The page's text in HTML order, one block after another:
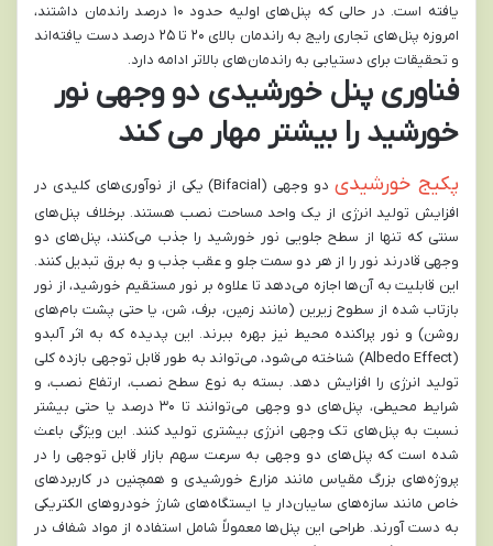
یافته است. در حالی که پنل‌های اولیه حدود ۱۰ درصد راندمان داشتند،
امروزه پنل‌های تجاری رایج به راندمان بالای ۲۰ تا ۲۵ درصد دست یافته‌اند
و تحقیقات برای دستیابی به راندمان‌های بالاتر ادامه دارد.
فناوری پنل خورشیدی دو وجهی نور
خورشید را بیشتر مهار می کند
پکیج خورشیدی دو وجهی
(Bifacial) یکی از نوآوری‌های کلیدی در
افزایش تولید انرژی از یک واحد مساحت نصب هستند. برخلاف پنل‌های
سنتی که تنها از سطح جلویی نور خورشید را جذب می‌کنند، پنل‌های دو
وجهی قادرند نور را از هر دو سمت جلو و عقب جذب و به برق تبدیل کنند.
این قابلیت به آن‌ها اجازه می‌دهد تا علاوه بر نور مستقیم خورشید، از نور
بازتاب شده از سطوح زیرین (مانند زمین، برف، شن، یا حتی پشت بام‌های
روشن) و نور پراکنده محیط نیز بهره ببرند. این پدیده که به اثر آلبدو
(Albedo Effect) شناخته می‌شود، می‌تواند به طور قابل توجهی بازده کلی
تولید انرژی را افزایش دهد. بسته به نوع سطح نصب، ارتفاع نصب، و
شرایط محیطی، پنل‌های دو وجهی می‌توانند تا ۳۰ درصد یا حتی بیشتر
نسبت به پنل‌های تک وجهی انرژی بیشتری تولید کنند. این ویژگی باعث
شده است که پنل‌های دو وجهی به سرعت سهم بازار قابل توجهی را در
پروژه‌های بزرگ مقیاس مانند مزارع خورشیدی و همچنین در کاربردهای
خاص مانند سازه‌های سایبان‌دار یا ایستگاه‌های شارژ خودروهای الکتریکی
به دست آورند. طراحی این پنل‌ها معمولاً شامل استفاده از مواد شفاف در